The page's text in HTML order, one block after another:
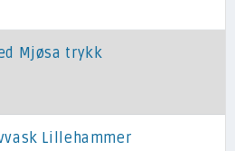
Mjøsa trykk
Lillehammer